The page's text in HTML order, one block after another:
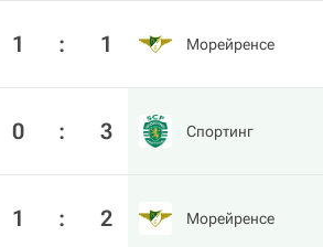
1 : 1 Морейренсе
0 : 3 Спортинг
1 : 2 Морейренсе